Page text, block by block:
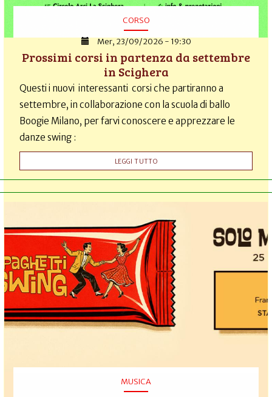
CORSO
Mer, 23/09/2026 - 19:30
Prossimi corsi in partenza da settembre
in Scighera
Questi i nuovi interessanti corsi che partiranno a
settembre, in collaborazione con la scuola di ballo
Boogie Milano, per farvi conoscere e apprezzare le
danze swing :
LEGGI TUTTO
MUSICA